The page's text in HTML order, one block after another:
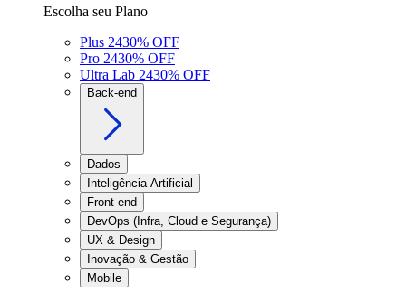
Escolha seu Plano
Plus 2430% OFF
Pro 2430% OFF
Ultra Lab 2430% OFF
Back-end
Dados
Inteligência Artificial
Front-end
DevOps (Infra, Cloud e Segurança)
UX & Design
Inovação & Gestão
Mobile